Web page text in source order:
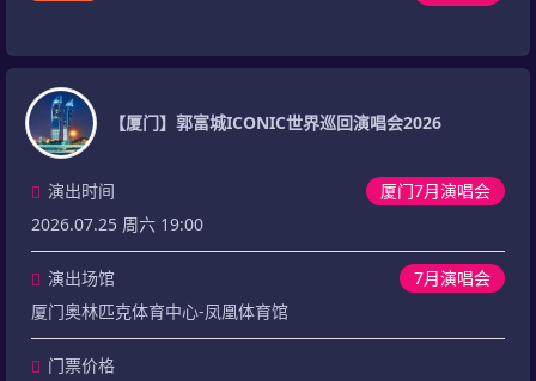
【厦门】郭富城ICONIC世界巡回演唱会2026
厦门7月演唱会
演出时间
2026.07.25 周六 19:00
7月演唱会
演出场馆
厦门奥林匹克体育中心-凤凰体育馆
门票价格